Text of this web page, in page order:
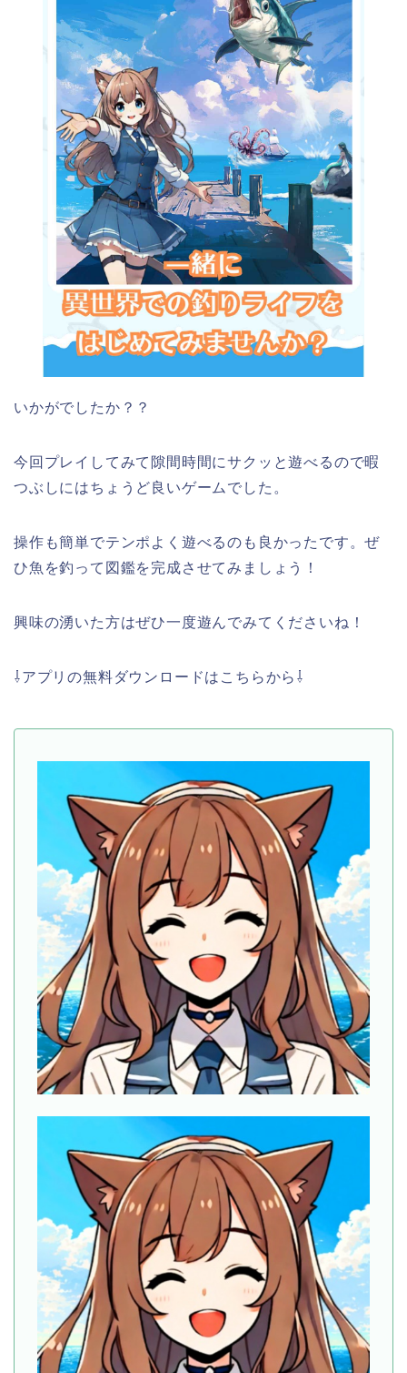
いかがでしたか？？
今回プレイしてみて隙間時間にサクッと遊べるので暇
つぶしにはちょうど良いゲームでした。
操作も簡単でテンポよく遊べるのも良かったです。ぜ
ひ魚を釣って図鑑を完成させてみましょう！
興味の湧いた方はぜひ一度遊んでみてくださいね！
⇩アプリの無料ダウンロードはこちらから⇩